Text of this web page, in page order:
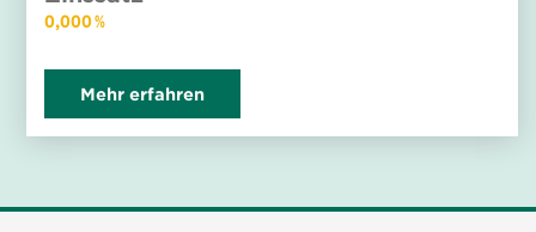
0,000 %
Mehr erfahren